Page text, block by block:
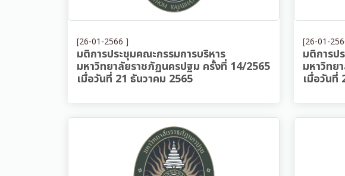
[26-01-2566 ]
มติการประชุมคณะกรรมการบริหาร
มหาวิทยาลัยราชภัฏนครปฐม ครั้งที่ 14/2565
เมื่อวันที่ 21 ธันวาคม 2565
[26-01-
มติการป
มหาวิทย
เมื่อวันที่